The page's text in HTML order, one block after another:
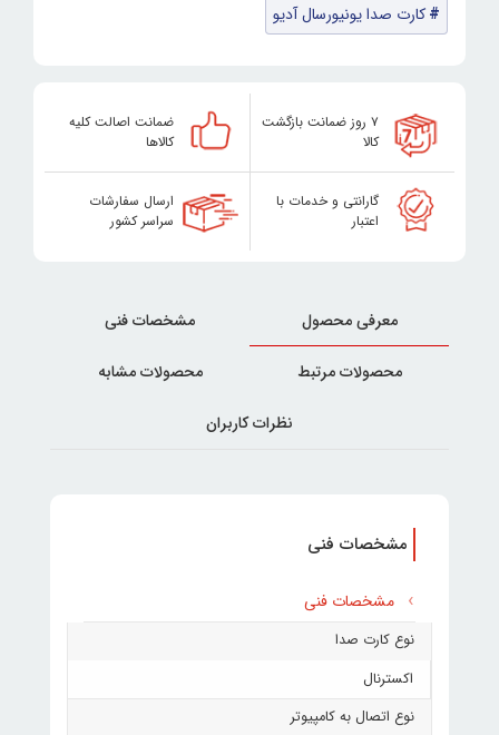
کارت صدا یونیورسال آدیو
۷ روز ضمانت بازگشت
کالا
ضمانت اصالت کلیه
کالاها
گارانتی و خدمات با
اعتبار
ارسال سفارشات
سراسر کشور
معرفی محصول مشخصات فنی
محصولات مرتبط محصولات مشابه
نظرات کاربران
مشخصات فنی
مشخصات فنی
نوع کارت صدا
اکسترنال
نوع اتصال به کامپیوتر